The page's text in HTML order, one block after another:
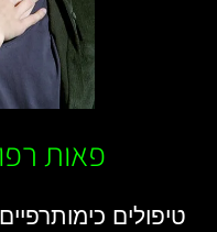
פאות
טיפולים